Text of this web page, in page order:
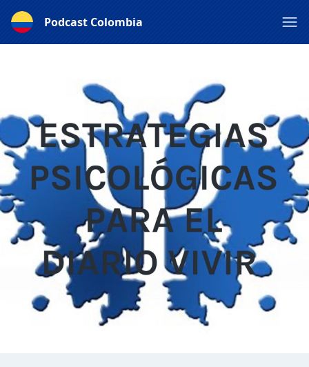
Podcast Colombia